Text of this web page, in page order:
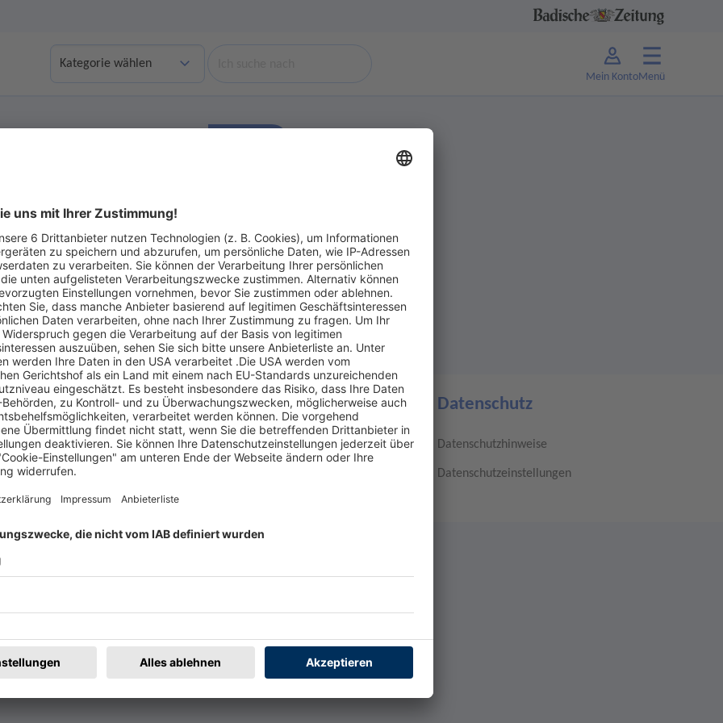
Mein KontoMenü
Angebote anzeigen Ohne Gebot
zeitung.de
Rechtliches
Impressum
Datenschutz
Datenschutzhinweise
Datenschutzeinstellungen